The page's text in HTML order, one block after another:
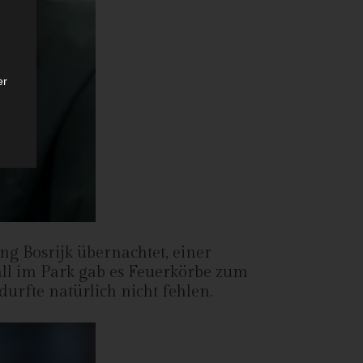
Bosrijk übernachtet, einer
im Park gab es Feuerkörbe zum
natürlich nicht fehlen.